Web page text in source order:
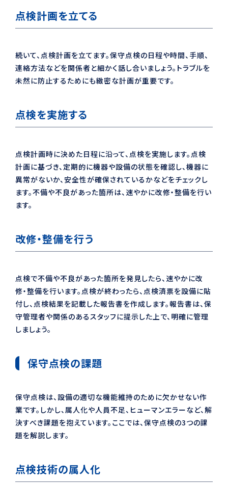
点検計画を立てる
続いて、点検計画を立てます。保守点検の日程や時間、手順、
連絡方法などを関係者と細かく話し合いましょう。トラブルを
未然に防止するためにも緻密な計画が重要です。
点検を実施する
点検計画時に決めた日程に沿って、点検を実施します。点検
計画に基づき、定期的に機器や設備の状態を確認し、機器に
異常がないか、安全性が確保されているかなどをチェックし
ます。不備や不良があった箇所は、速やかに改修・整備を行い
ます。
改修・整備を行う
点検で不備や不良があった箇所を発見したら、速やかに改
修・整備を行います。点検が終わったら、点検済票を設備に貼
付し、点検結果を記載した報告書を作成します。報告書は、保
守管理者や関係のあるスタッフに提示した上で、明確に管理
しましょう。
保守点検の課題
保守点検は、設備の適切な機能維持のために欠かせない作
業です。しかし、属人化や人員不足、ヒューマンエラーなど、解
決すべき課題を抱えています。ここでは、保守点検の3つの課
題を解説します。
点検技術の属人化